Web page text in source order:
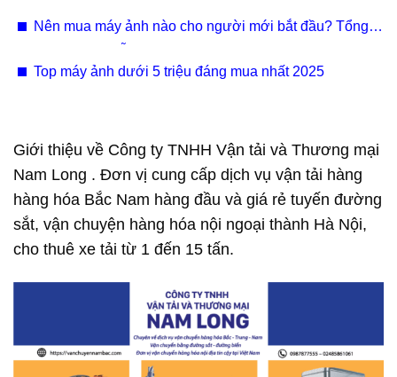
Nên mua máy ảnh nào cho người mới bắt đầu? Tổng
Top máy ảnh dưới 5 triệu đáng mua nhất 2025
Giới thiệu về Công ty TNHH Vận tải và Thương mại
Nam Long . Đơn vị cung cấp dịch vụ vận tải hàng
hàng hóa Bắc Nam hàng đầu và giá rẻ tuyến đường
sắt, vận chuyện hàng hóa nội ngoại thành Hà Nội,
cho thuê xe tải từ 1 đến 15 tấn.